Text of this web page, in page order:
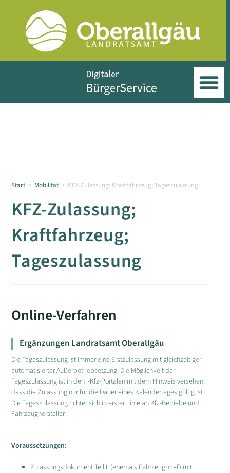
Start > Mobilität > KFZ-Zulassung; Kraftfahrzeug; Tageszulassung
KFZ-Zulassung;
Kraftfahrzeug;
Tageszulassung
Online-Verfahren
Ergänzungen Landratsamt Oberallgäu
Die Tageszulassung ist immer eine Erstzulassung mit gleichzeitiger
automatisierter Außerbetriebsetzung. Die Möglichkeit der
Tageszulassung ist in den i-Kfz-Portalen mit dem Hinweis versehen,
dass die Zulassung nur für die Dauer eines Kalendertages gültig ist.
Die Tageszulassung richtet sich in erster Linie an Kfz-Betriebe und
Fahrzeughersteller.
Voraussetzungen:
Zulassungsdokument Teil II (ehemals Fahrzeugbrief) mit